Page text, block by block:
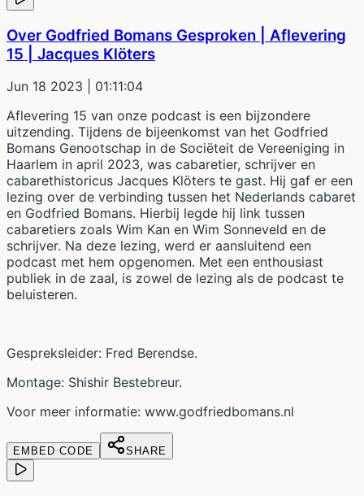
Over Godfried Bomans Gesproken | Aflevering
15 | Jacques Klöters
Jun 18 2023 | 01:11:04
Aflevering 15 van onze podcast is een bijzondere
uitzending. Tijdens de bijeenkomst van het Godfried
Bomans Genootschap in de Sociëteit de Vereeniging in
Haarlem in april 2023, was cabaretier, schrijver en
cabarethistoricus Jacques Klöters te gast. Hij gaf er een
lezing over de verbinding tussen het Nederlands cabaret
en Godfried Bomans. Hierbij legde hij link tussen
cabaretiers zoals Wim Kan en Wim Sonneveld en de
schrijver. Na deze lezing, werd er aansluitend een
podcast met hem opgenomen. Met een enthousiast
publiek in de zaal, is zowel de lezing als de podcast te
beluisteren.
Gespreksleider: Fred Berendse.
Montage: Shishir Bestebreur.
Voor meer informatie: www.godfriedbomans.nl
EMBED CODE SHARE